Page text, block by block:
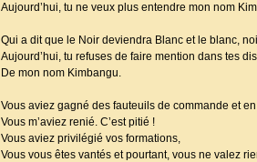
Aujourd’hui, tu ne veux plus entendre mon nom
Qui a dit que le Noir deviendra Blanc et le blanc,
Aujourd’hui, tu refuses de faire mention dans tes
De mon nom Kimbangu.
Vous aviez gagné des fauteuils de commande et
Vous m’aviez renié. C’est pitié !
Vous aviez privilégié vos formations,
Vous vous êtes vantés et pourtant, vous ne valez